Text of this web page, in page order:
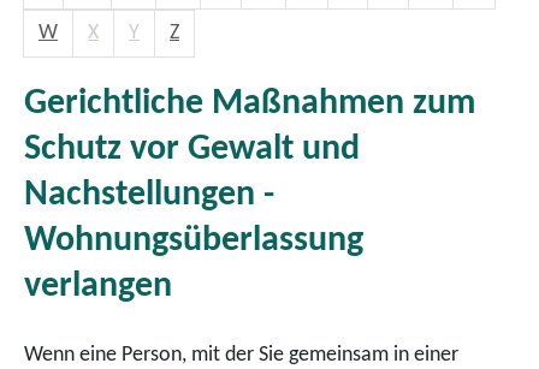
W X Y Z
Gerichtliche Maßnahmen zum
Schutz vor Gewalt und
Nachstellungen -
Wohnungsüberlassung
verlangen
Wenn eine Person, mit der Sie gemeinsam in einer